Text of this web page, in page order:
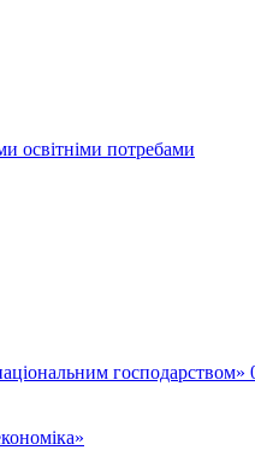
освітніми потребами